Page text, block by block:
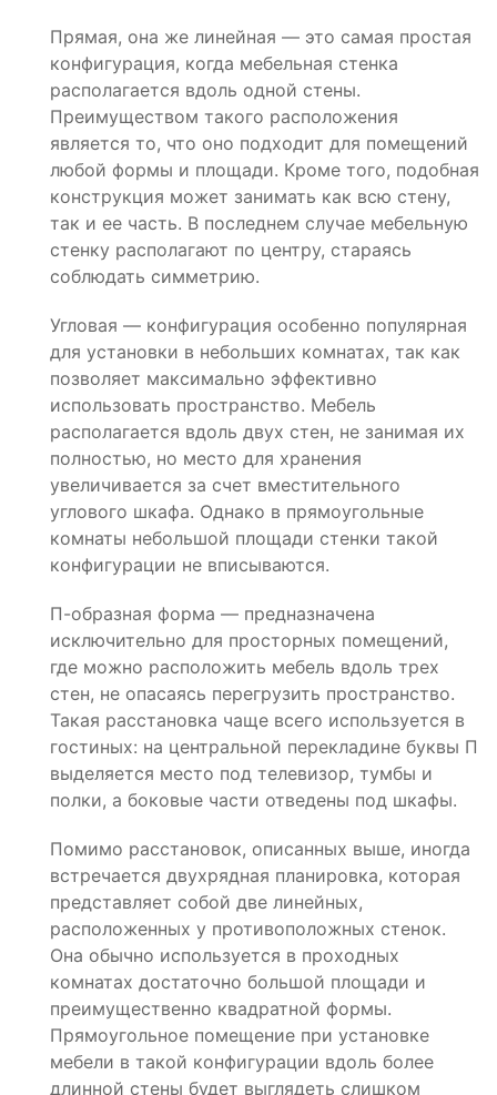
Прямая, она же линейная — это самая простая
конфигурация, когда мебельная стенка
располагается вдоль одной стены.
Преимуществом такого расположения
является то, что оно подходит для помещений
любой формы и площади. Кроме того, подобная
конструкция может занимать как всю стену,
так и ее часть. В последнем случае мебельную
стенку располагают по центру, стараясь
соблюдать симметрию.
Угловая — конфигурация особенно популярная
для установки в небольших комнатах, так как
позволяет максимально эффективно
использовать пространство. Мебель
располагается вдоль двух стен, не занимая их
полностью, но место для хранения
увеличивается за счет вместительного
углового шкафа. Однако в прямоугольные
комнаты небольшой площади стенки такой
конфигурации не вписываются.
П-образная форма — предназначена
исключительно для просторных помещений,
где можно расположить мебель вдоль трех
стен, не опасаясь перегрузить пространство.
Такая расстановка чаще всего используется в
гостиных: на центральной перекладине буквы П
выделяется место под телевизор, тумбы и
полки, а боковые части отведены под шкафы.
Помимо расстановок, описанных выше, иногда
встречается двухрядная планировка, которая
представляет собой две линейных,
расположенных у противоположных стенок.
Она обычно используется в проходных
комнатах достаточно большой площади и
преимущественно квадратной формы.
Прямоугольное помещение при установке
мебели в такой конфигурации вдоль более
длинной стены будет выглядеть слишком